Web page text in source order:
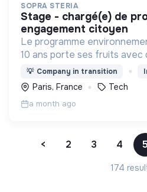
SOPRA STERIA
stage - chargé(e) de projet solidarités &
engagement citoyen
Le programme
10 ans porte ses fruits avec
performances, le Groupe se
leaders de l'action contre le
climatique
💡 Company in transition
Paris, France Tech
a month ago
< 2 3 4 5
174